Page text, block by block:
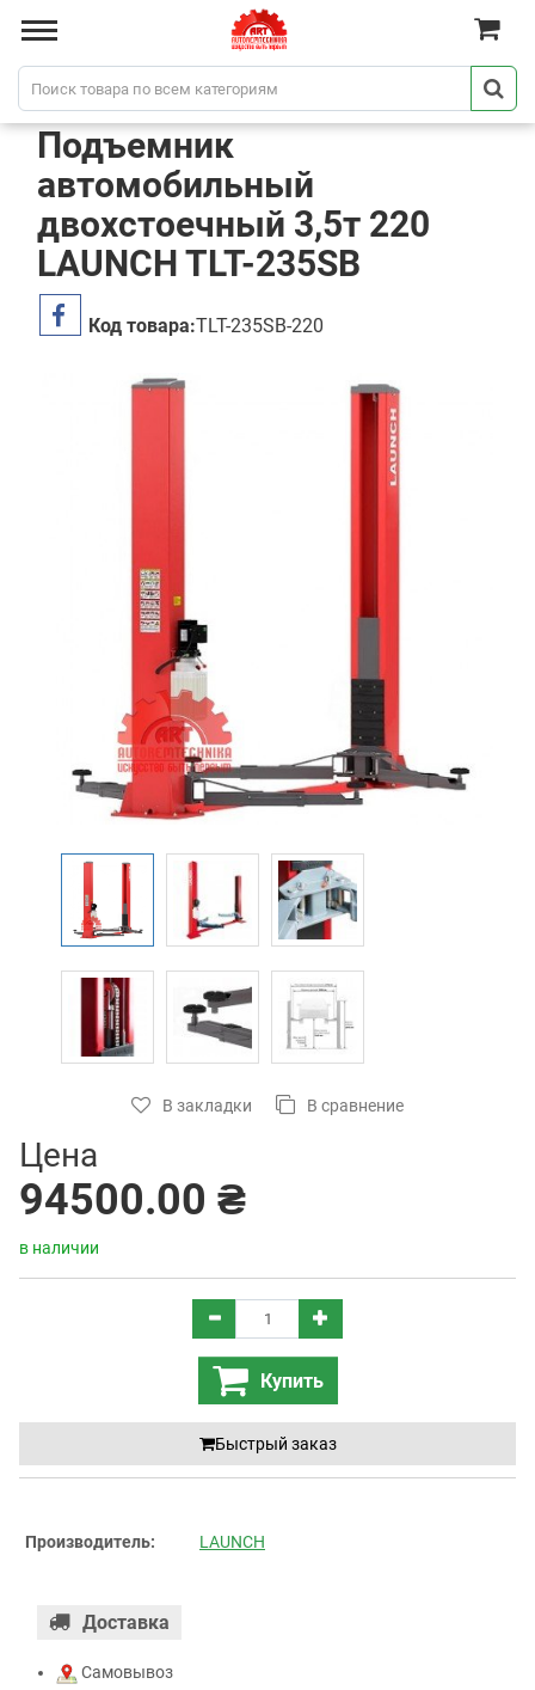
Подъемник
автомобильный
двохстоечный 3,5т 220
LAUNCH TLT-235SB
Код товара:TLT-235SB-220
В закладки В сравнение
Цена
94500.00 ₴
в наличии
Купить
Быстрый заказ
Производитель: LAUNCH
Доставка
Самовывоз